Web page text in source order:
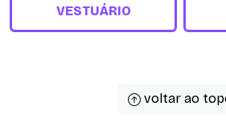
VESTUÁRIO
voltar ao